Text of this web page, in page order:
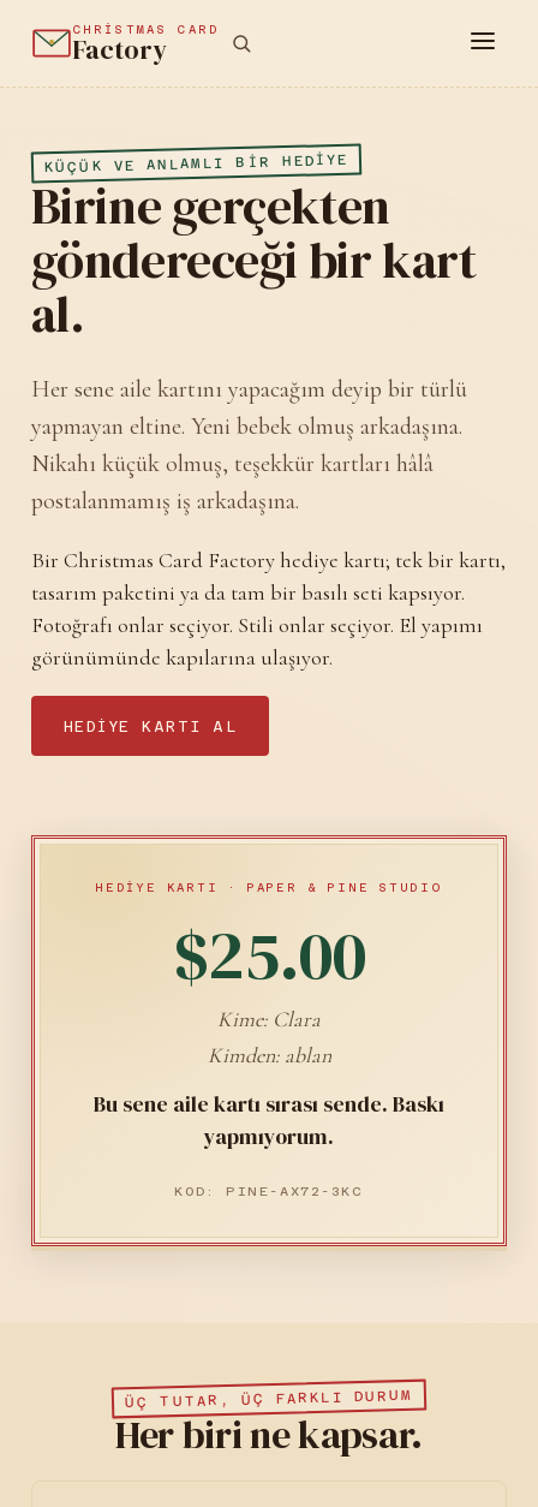
CHRISTMAS CARD
Factory
KÜÇÜK VE ANLAMLI BIR HEDIYE
Birine gerçekten
göndereceği bir kart
al.
Her sene aile kartını yapacağım deyip bir türlü
yapmayan eltine. Yeni bebek olmuş arkadaşına.
Nikahı küçük olmuş, teşekkür kartları hâlâ
postalanmamış iş arkadaşına.
Bir Christmas Card Factory hediye kartı; tek bir kartı,
tasarım paketini ya da tam bir basılı seti kapsıyor.
Fotoğrafı onlar seçiyor. Stili onlar seçiyor. El yapımı
görünümünde kapılarına ulaşıyor.
HEDIYE KARTI AL
HEDİYE KARTI · PAPER & PINE STUDIO
$25.00
Kime: Clara
Kimden: ablan
Bu sene aile kartı sırası sende. Baskı
yapmıyorum.
KOD: PINE-AX72-3KC
ÜÇ TUTAR, ÜÇ FARKLI DURUM
Her biri ne kapsar.